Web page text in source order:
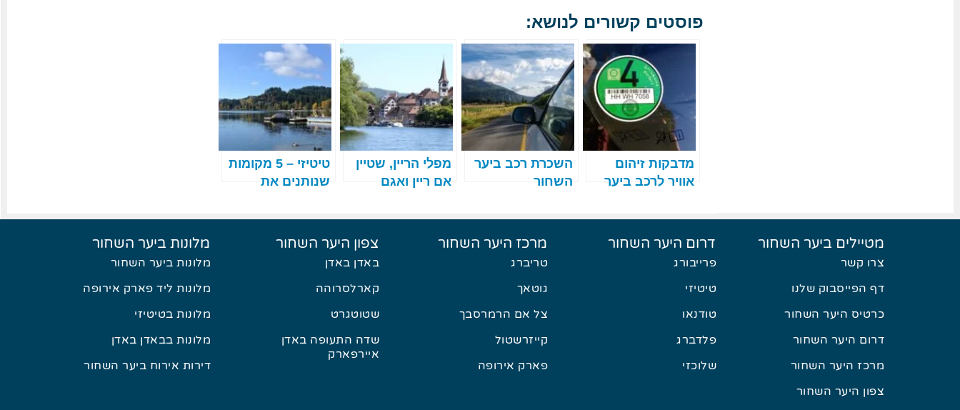
פוסטים קשורים לנושא:
מדבקות זיהום
אוויר לרכב ביער
השכרת רכב ביער
השחור
מפלי הריין, שטיין
אם ריין ואגם
כוכב ביער השחור
טיטיזי – 5 מקומות
שנותנים את
מטיילים ביער השחור
צרו קשר
דף הפייסבוק שלנו
כרטיס היער השחור
דרום היער השחור
מרכז היער השחור
צפון היער השחור
דרום היער השחור
פרייבורג
טיטיזי
טודנאו
פלדברג
שלוכזי
מרכז היער השחור
טריברג
גוטאך
צל אם הרמרסבך
קייזרשטול
פארק אירופה
צפון היער השחור
באדן באדן
קארלסרוהה
שטוטגרט
שדה התעופה באדן
איירפארק
מלונות ביער השחור
מלונות ביער השחור
מלונות ליד פארק אירופה
מלונות בטיטיזי
מלונות בבאדן באדן
דירות אירוח ביער השחור